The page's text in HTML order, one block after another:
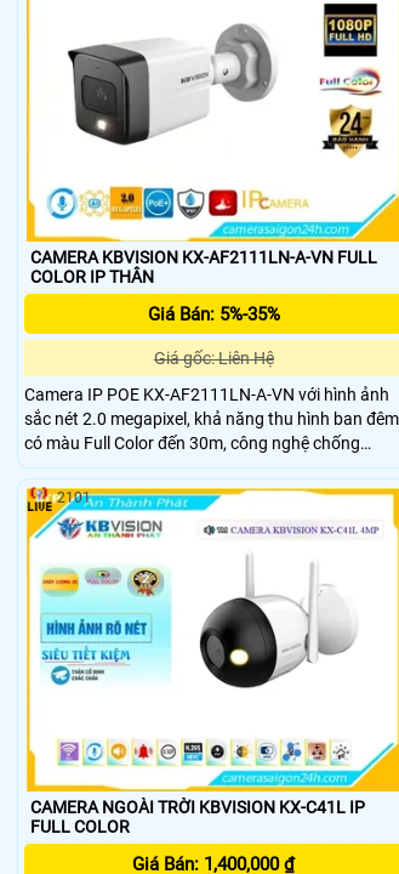
CAMERA KBVISION KX-AF2111LN-A-VN FULL
COLOR IP THÂN
Giá Bán: 5%-35%
Giá gốc: Liên Hệ
Camera IP POE KX-AF2111LN-A-VN với hình ảnh
sắc nét 2.0 megapixel, khả năng thu hình ban đêm
có màu Full Color đến 30m, công nghệ chống
ngược sáng DWDR, tích hợp thu âm và chuẩn
chống nước - bụi bẩn IP67.
CAMERA NGOÀI TRỜI KBVISION KX-C41L IP
FULL COLOR
Giá Bán: 1,400,000 ₫
2101